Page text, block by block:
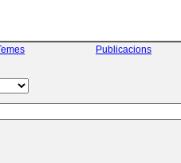
Publicacions